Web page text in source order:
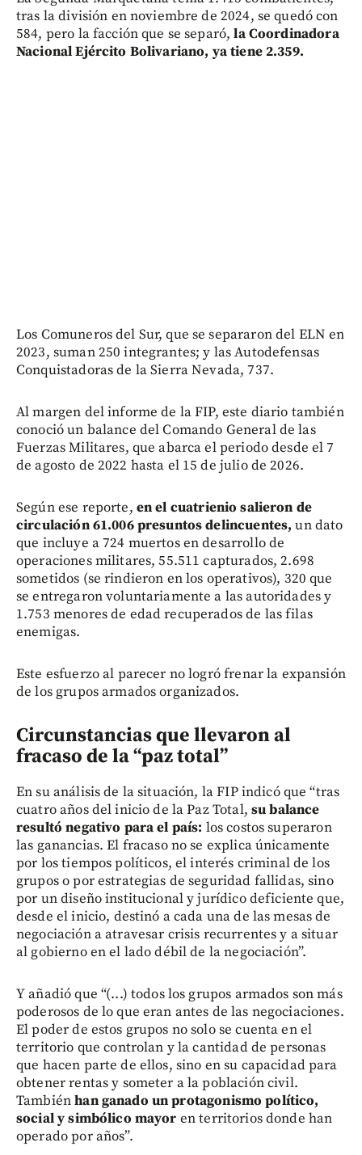
tras la división en noviembre de 2024, se quedó con
584, pero la facción que se separó,la Coordinadora
Nacional Ejército Bolivariano, ya tiene 2.359.
Los Comuneros del Sur, que se separaron del ELN en
2023, suman 250 integrantes; y las Autodefensas
Conquistadoras de la Sierra Nevada, 737.
Al margen del informe de la FIP, este diario también
conoció un balance del Comando General de las
Fuerzas Militares, que abarca el periodo desde el 7
de agosto de 2022 hasta el 15 de julio de 2026.
Según ese reporte, en el cuatrienio salieron de
circulación 61.006 presuntos delincuentes,un dato
que incluye a 724 muertos en desarrollo de
operaciones militares, 55.511 capturados, 2.698
sometidos (se rindieron en los operativos), 320 que
se entregaron voluntariamente a las autoridades y
1.753 menores de edad recuperados de las filas
enemigas.
Este esfuerzo al parecer no logró frenar la expansión
de los grupos armados organizados.
Circunstancias que llevaron al
fracaso de la “paz total”
En su análisis de la situación, la FIP indicó que “tras
cuatro años del inicio de la Paz Total, su balance
resultó negativo para el país: los costos superaron
las ganancias. El fracaso no se explica únicamente
por los tiempos políticos, el interés criminal de los
grupos o por estrategias de seguridad fallidas, sino
por un diseño institucional y jurídico deficiente que,
desde el inicio, destinó a cada una de las mesas de
negociación a atravesar crisis recurrentes y a situar
al gobierno en el lado débil de la negociación”.
Y añadió que “(...) todos los grupos armados son más
poderosos de lo que eran antes de las negociaciones.
El poder de estos grupos no solo se cuenta en el
territorio que controlan y la cantidad de personas
que hacen parte de ellos, sino en su capacidad para
obtener rentas y someter a la población civil.
Tambiénhan ganado un protagonismo político,
social y simbólico mayor en territorios donde han
operado por años”.